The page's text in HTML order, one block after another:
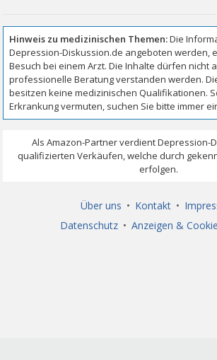
Über uns • Kontakt •
Datenschutz • Anzeigen &